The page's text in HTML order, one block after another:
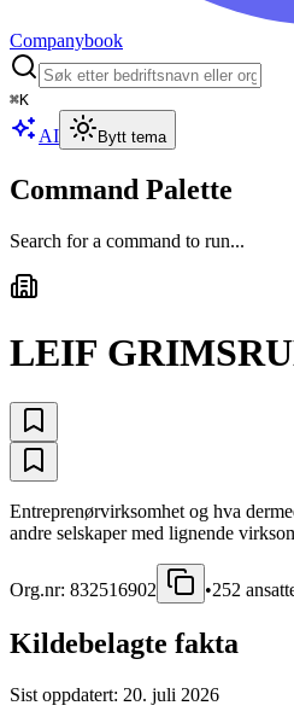
Companybook
⌘K
AI Bytt tema
Command Palette
Search for a command to run...
LEIF
Entreprenørvirksomhet og hva
andre selskaper med lignende
Org.nr: 832516902 •252
Kildebelagte fakta
Sist oppdatert: 20. juli 2026